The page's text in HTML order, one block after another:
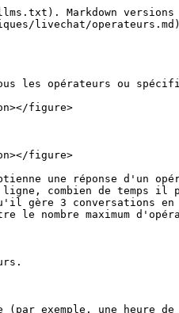
Markdown versions
livechat/
opérateurs ou
figure>
figure>
une réponse d'un
combien de temps
gère 3 conversations en
le nombre maximum
(par exemple, une